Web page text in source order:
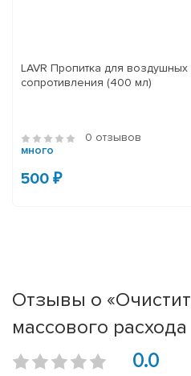
LAVR Пропитка для
сопротивления (400 мл)
0 отзывов
много
500 ₽
Отзывы о
массового
0.0